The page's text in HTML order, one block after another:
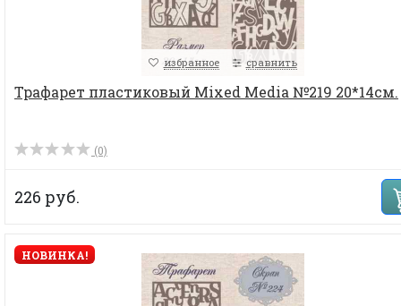
избранное сравнить
Трафарет пластиковый Mixed Media №219 20*14см.
(0)
226 руб.
НОВИНКА!